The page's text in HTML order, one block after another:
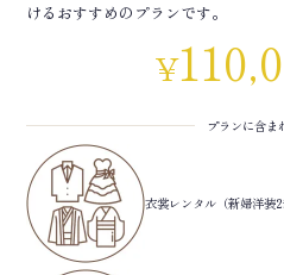
けるおすすめのプランです。
¥
プランに含ま
衣裳レンタル（新婦洋装2